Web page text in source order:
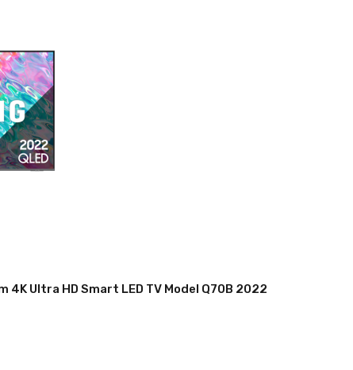
4K Ultra HD Smart LED TV Model Q70B 2022